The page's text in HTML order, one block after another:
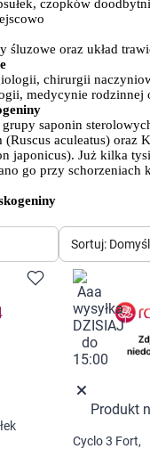
czopków
śluzowe oraz układ
chirurgii
medycynie rodzinnej
saponin
aculeatus) oraz
japonicus). Już kilka
go przy schorzeniach
Sortuj:
Produkt
Cyclo 3 Fort,